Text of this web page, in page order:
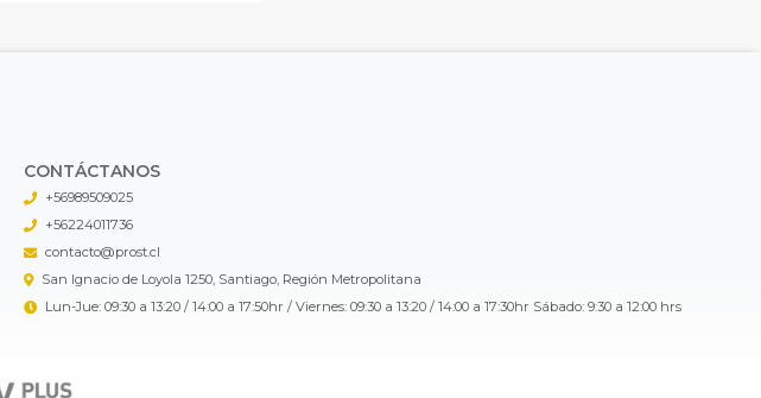
CONTÁCTANOS
+56989509025
+56224011736
contacto@prost.cl
San Ignacio de Loyola 1250, Santiago, Región Metropolitana
Lun-Jue: 09:30 a 13:20 / 14:00 a 17:50hr / Viernes: 09:30 a 13:20 / 14:00 a 17:30hr Sábado: 9:30 a 12:00 hrs